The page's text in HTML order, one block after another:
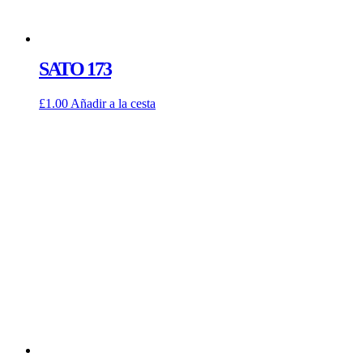
SATO 173
£1.00 Añadir a la cesta